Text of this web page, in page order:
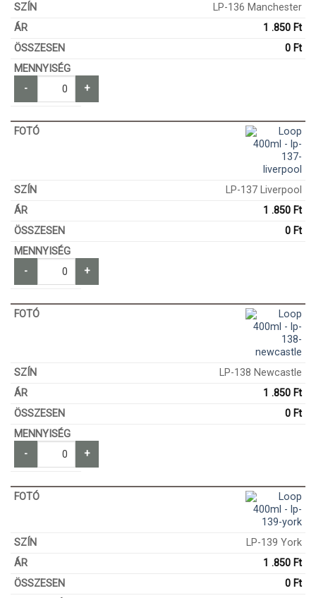
LP-136 Manchester
1 .850 Ft
0 Ft
- +
LP-137 Liverpool
1 .850 Ft
0 Ft
- +
LP-138 Newcastle
1 .850 Ft
0 Ft
- +
LP-139 York
1 .850 Ft
0 Ft